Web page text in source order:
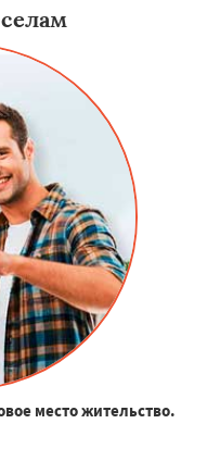
место жительство.